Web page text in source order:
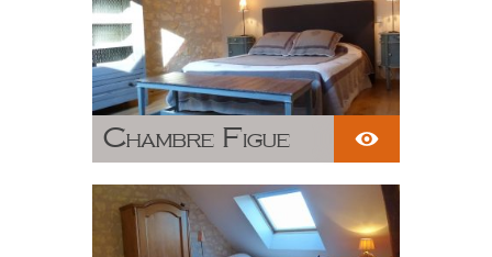
Chambre Figue